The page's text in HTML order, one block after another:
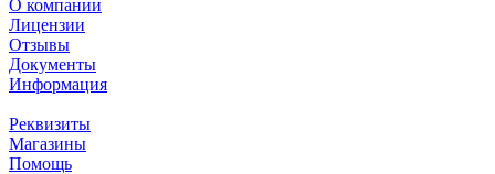
О компании
Лицензии
Отзывы
Документы
Информация
Реквизиты
Магазины
Помощь